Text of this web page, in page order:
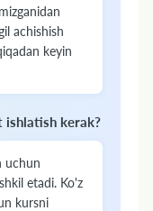
achishish
keyin
ishlatish kerak?
uchun
etadi. Ko'z
kursni